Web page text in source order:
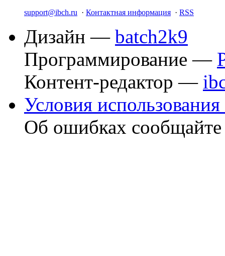
support@ibch.ru · Контактная информация · RSS
Дизайн — batch2k9
Программирование —
Контент-редактор —
Условия использования
Об ошибках